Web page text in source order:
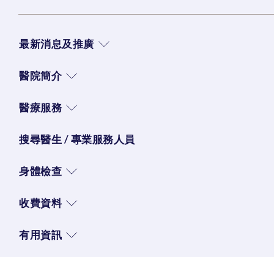
最新消息及推廣
醫院簡介
醫療服務
搜尋醫生 / 專業服務人員
身體檢查
收費資料
有用資訊